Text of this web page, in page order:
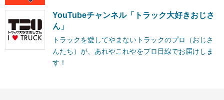
YouTubeチャンネル「トラック大好きおじさ
ん」
トラックを愛してやまないトラックのプロ（おじさ
んたち）が、あれやこれやをプロ目線でお届けしま
す！